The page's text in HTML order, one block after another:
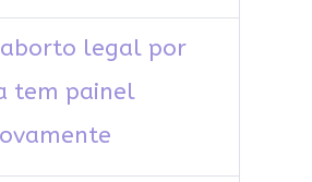
aborto legal por
tem painel